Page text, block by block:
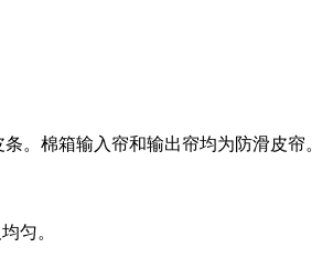
。棉箱输入帘和输出帘均为防滑皮帘。
匀。